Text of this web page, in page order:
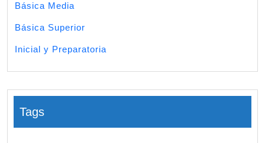
Básica Media
Básica Superior
Inicial y Preparatoria
Tags